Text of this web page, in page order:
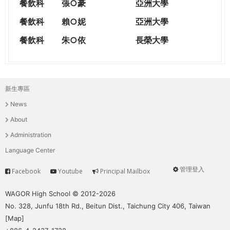
餐飲科 張○豪
亞洲大學
餐飲科
賴○妮
亞洲大學
餐飲科
朱○依 長榮大學
主
選
單
新生專區
News
About
Administration
Language Center
User
管理登入
Service
Facebook Youtube Principal Mailbox
WAGOR High School © 2012-2026
No. 328, Junfu 18th Rd., Beitun Dist., Taichung City 406, Taiwan
[Map]